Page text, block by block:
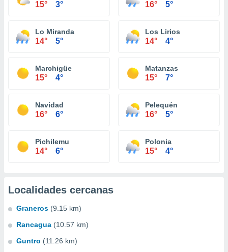
15° 3° 16° 5°
Lo Miranda
14° 5°
Los Lirios
14° 4°
Marchigüe
15° 4°
Matanzas
15° 7°
Navidad
16° 6°
Pelequén
16° 5°
Pichilemu
14° 6°
Polonia
15° 4°
Localidades cercanas
Graneros (9.15 km)
Rancagua (10.57 km)
Guntro (11.26 km)